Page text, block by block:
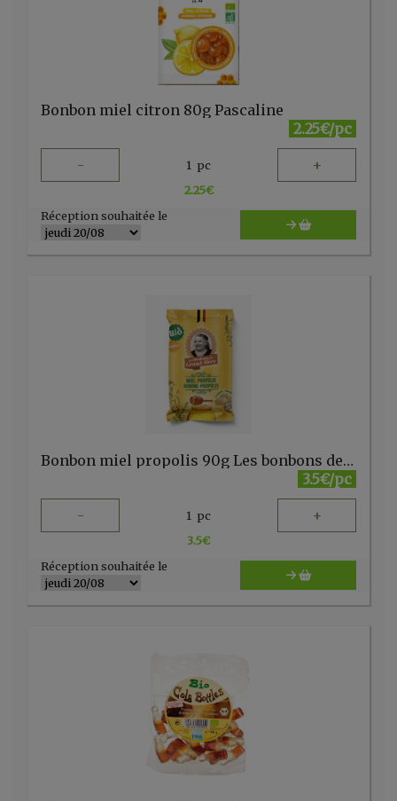
Bonbon miel citron 80g Pascaline
2.25€/pc
- 1 pc +
2.25€
Réception souhaitée le
Bonbon miel propolis 90g Les bonbons de grand-mère.
3.5€/pc
- 1 pc +
3.5€
Réception souhaitée le